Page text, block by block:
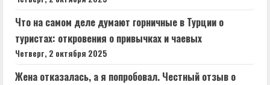
Что на самом деле думают горничные в Турции о
туристах: откровения о привычках и чаевых
Четверг, 2 октября 2025
Жена отказалась, а я попробовал. Честный отзыв о